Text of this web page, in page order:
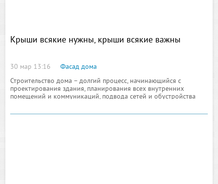
Крыши всякие нужны, крыши всякие важны
30 мар 13:16
Фасад дома
Строительство дома – долгий процесс, начинающийся с
проектирования здания, планирования всех внутренних
помещений и коммуникаций, подвода сетей и обустройства